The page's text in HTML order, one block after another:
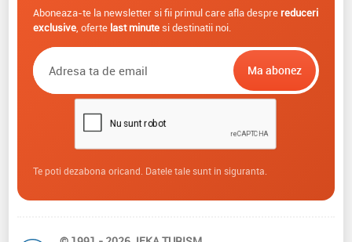
Aboneaza-te la newsletter si fii primul care afla despre reduceri
exclusive, oferte last minutesi destinatii noi.
Te poti dezabona oricand. Datele tale sunt in siguranta.